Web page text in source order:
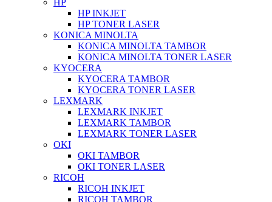
HP
HP INKJET
HP TONER LASER
KONICA MINOLTA
KONICA MINOLTA TAMBOR
KONICA MINOLTA TONER LASER
KYOCERA
KYOCERA TAMBOR
KYOCERA TONER LASER
LEXMARK
LEXMARK INKJET
LEXMARK TAMBOR
LEXMARK TONER LASER
OKI
OKI TAMBOR
OKI TONER LASER
RICOH
RICOH INKJET
RICOH TAMBOR